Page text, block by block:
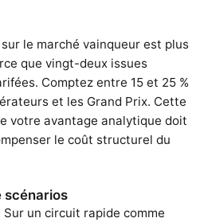
le marché vainqueur est plus
que vingt-deux issues
Comptez entre 15 et 25 %
et les Grand Prix. Cette
votre avantage analytique doit
le coût structurel du
scénarios
un circuit rapide comme